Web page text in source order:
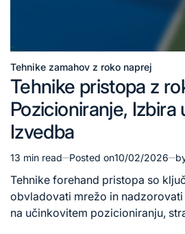
Posted
Tehnike zamahov z roko naprej
Tehnike pristopa z
Pozicioniranje, Izbira
Izvedba
Estimated
read
time
13 min read Posted on10/02/2026
Tehnike forehand pristopa so
obvladovati mrežo in
na učinkovitem pozicioniranju,